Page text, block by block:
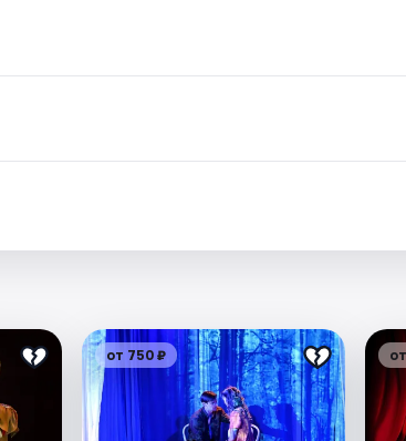
от 750 ₽